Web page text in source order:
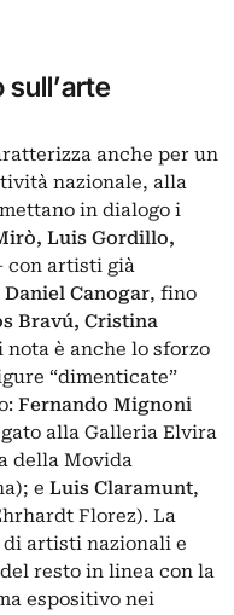
anche per un
nazionale, alla
in dialogo i
Luis Gordillo,
con artisti già
Daniel Canogar, fino
Bravú, Cristina
nota è anche lo sforzo
“dimenticate”
Fernando Mignoni
alla Galleria Elvira
della Movida
e Luis Claramunt,
Florez). La
di artisti nazionali e
resto in linea con la
espositivo nei